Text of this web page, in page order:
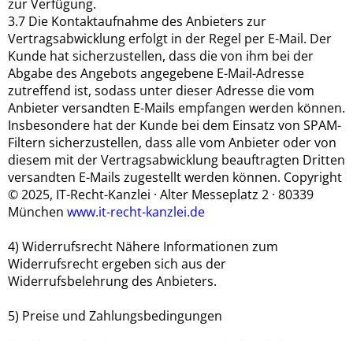
zur Verfügung.
3.7 Die Kontaktaufnahme des Anbieters zur
Vertragsabwicklung erfolgt in der Regel per E-Mail. Der
Kunde hat sicherzustellen, dass die von ihm bei der
Abgabe des Angebots angegebene E-Mail-Adresse
zutreffend ist, sodass unter dieser Adresse die vom
Anbieter versandten E-Mails empfangen werden können.
Insbesondere hat der Kunde bei dem Einsatz von SPAM-
Filtern sicherzustellen, dass alle vom Anbieter oder von
diesem mit der Vertragsabwicklung beauftragten Dritten
versandten E-Mails zugestellt werden können. Copyright
© 2025, IT-Recht-Kanzlei · Alter Messeplatz 2 · 80339
München www.it-recht-kanzlei.de
4) Widerrufsrecht Nähere Informationen zum
Widerrufsrecht ergeben sich aus der
Widerrufsbelehrung des Anbieters.
5) Preise und Zahlungsbedingungen